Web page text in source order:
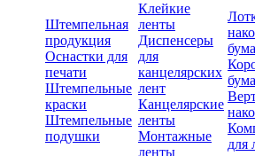
Штемпельная
продукция
Оснастки для
печати
Штемпельные
краски
Штемпельные
подушки
Клейкие
ленты
Диспенсеры
для
канцелярских
лент
Канцелярские
ленты
Монтажные
ленты
для